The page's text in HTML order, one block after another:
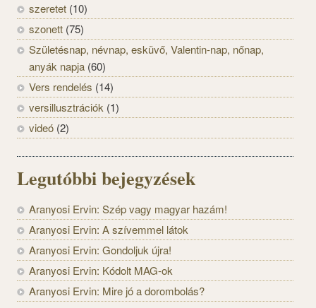
szeretet (10)
szonett (75)
Születésnap, névnap, esküvő, Valentin-nap, nőnap,
anyák napja (60)
Vers rendelés (14)
versillusztrációk (1)
videó (2)
Legutóbbi bejegyzések
Aranyosi Ervin: Szép vagy magyar hazám!
Aranyosi Ervin: A szívemmel látok
Aranyosi Ervin: Gondoljuk újra!
Aranyosi Ervin: Kódolt MAG-ok
Aranyosi Ervin: Mire jó a dorombolás?